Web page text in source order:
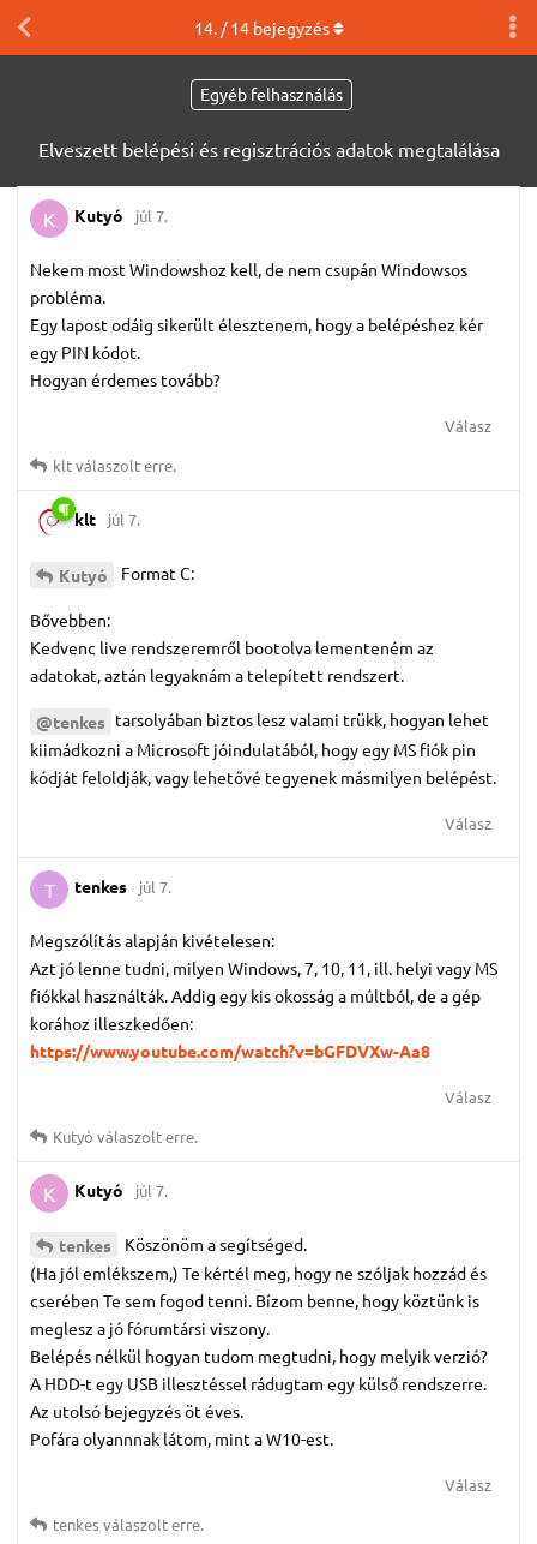
Egyéb felhasználás
Elveszett belépési és regisztrációs adatok megtalálása
14. /14bejegyzés
K Kutyó júl 7.
Nekem most Windowshoz kell, de nem csupán Windowsos
probléma.
Egy lapost odáig sikerült élesztenem, hogy a belépéshez kér
egy PIN kódot.
Hogyan érdemes tovább?
Válasz
kltválaszolt erre.
klt júl 7.
Kutyó Format C:
Bővebben:
Kedvenc live rendszeremről bootolva lementeném az
adatokat, aztán legyaknám a telepített rendszert.
@tenkes tarsolyában biztos lesz valami trükk, hogyan lehet
kiimádkozni a Microsoft jóindulatából, hogy egy MS fiók pin
kódját feloldják, vagy lehetővé tegyenek másmilyen belépést.
Válasz
T tenkes júl 7.
Megszólítás alapján kivételesen:
Azt jó lenne tudni, milyen Windows, 7, 10, 11, ill. helyi vagy MS
fiókkal használták. Addig egy kis okosság a múltból, de a gép
korához illeszkedően:
https://www.youtube.com/watch?v=bGFDVXw-Aa8
Válasz
Kutyó válaszolt erre.
K Kutyó júl 7.
tenkes
Köszönöm a segítséged.
(Ha jól emlékszem,) Te kértél meg, hogy ne szóljak hozzád és
cserében Te sem fogod tenni. Bízom benne, hogy köztünk is
meglesz a jó fórumtársi viszony.
Belépés nélkül hogyan tudom megtudni, hogy melyik verzió?
A HDD-t egy USB illesztéssel rádugtam egy külső rendszerre.
Az utolsó bejegyzés öt éves.
Pofára olyannnak látom, mint a W10-est.
Válasz
tenkesválaszolt erre.